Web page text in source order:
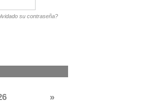
su contraseña?
»